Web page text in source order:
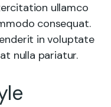
ullamco
consequat.
in voluptate
nulla pariatur.